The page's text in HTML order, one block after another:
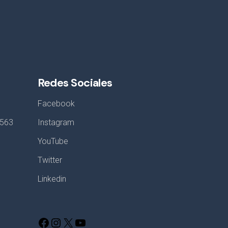
Redes Sociales
Facebook
Instagram
YouTube
Twitter
Linkedin